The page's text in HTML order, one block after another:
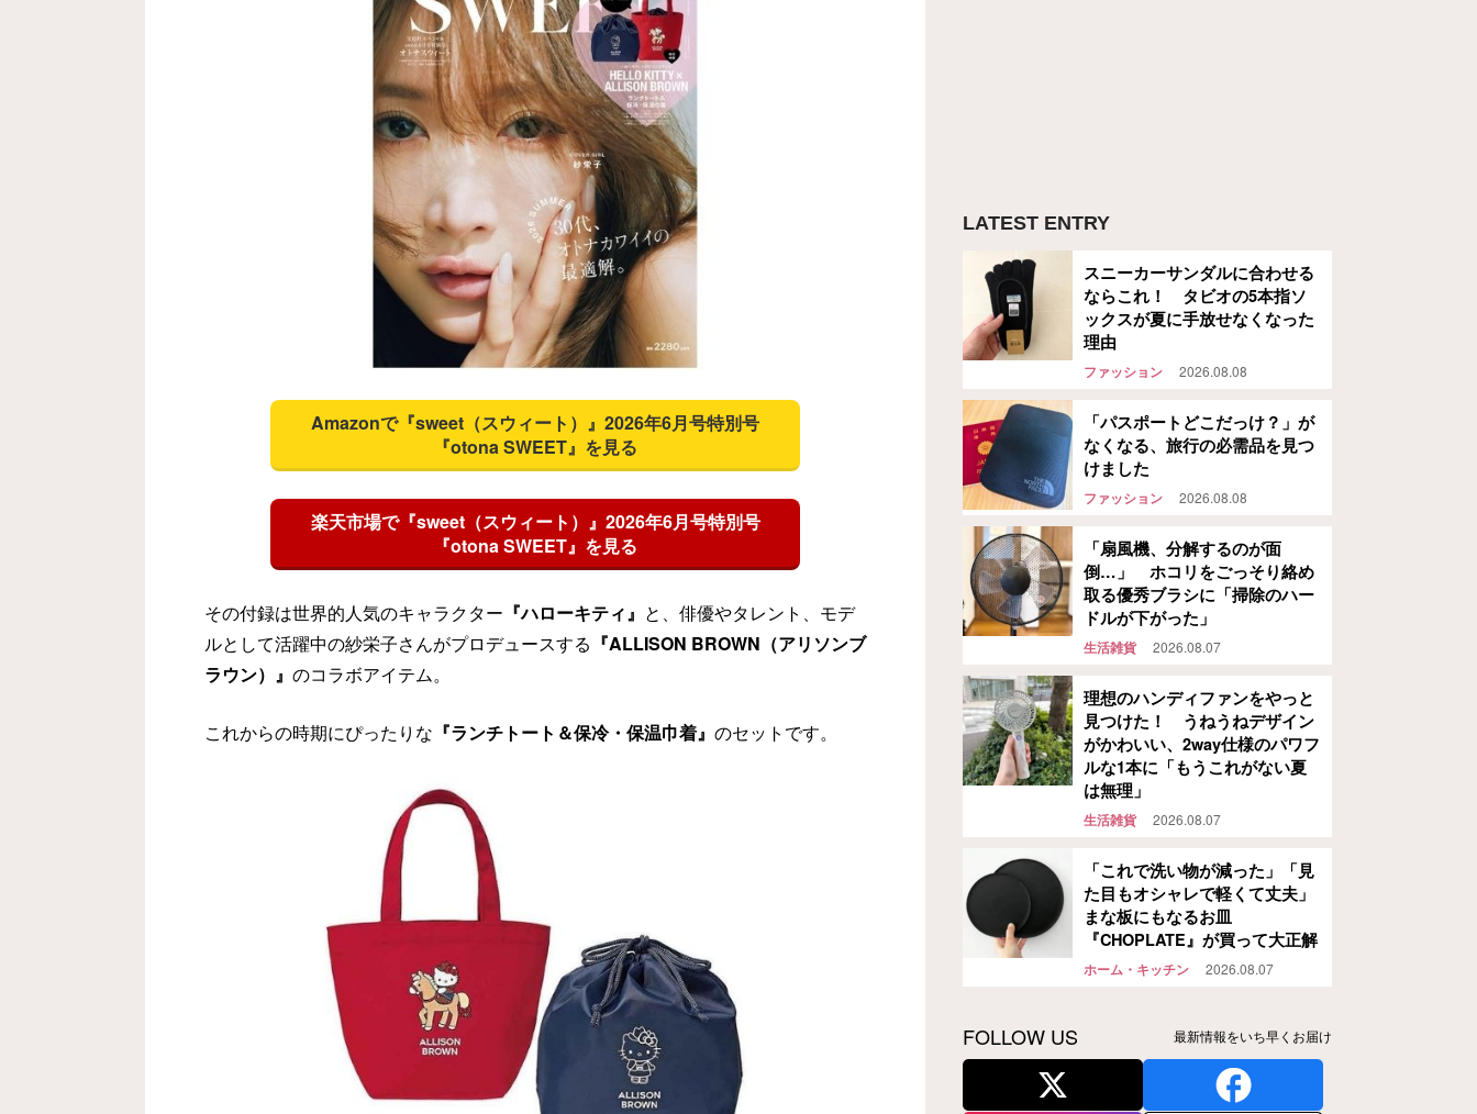
Amazonで『sweet（スウィート）』2026年6月号特別号
『otona SWEET』を見る
楽天市場で『sweet（スウィート）』2026年6月号特別号
『otona SWEET』を見る
その付録は世界的人気のキャラクター 『ハローキティ』 と、俳優やタレント、モデ
ルとして活躍中の紗栄子さんがプロデュースする 『ALLISON BROWN（アリソンブ
ラウン）』 のコラボアイテム。
これからの時期にぴったりな 『ランチトート＆保冷・保温巾着』 のセットです。
LATEST ENTRY
スニーカーサンダルに合わせる
ならこれ！ タビオの5本指ソ
ックスが夏に手放せなくなった
理由
ファッション 2026.08.08
「パスポートどこだっけ？」が
なくなる、旅行の必需品を見つ
けました
ファッション 2026.08.08
「扇風機、分解するのが面
倒…」 ホコリをごっそり絡め
取る優秀ブラシに「掃除のハー
ドルが下がった」
生活雑貨 2026.08.07
理想のハンディファンをやっと
見つけた！ うねうねデザイン
がかわいい、2way仕様のパワフ
ルな1本に「もうこれがない夏
は無理」
生活雑貨 2026.08.07
「これで洗い物が減った」「見
た目もオシャレで軽くて丈夫」
まな板にもなるお皿
『CHOPLATE』が買って大正解
ホーム・キッチン 2026.08.07
FOLLOW US 最新情報をいち早くお届け